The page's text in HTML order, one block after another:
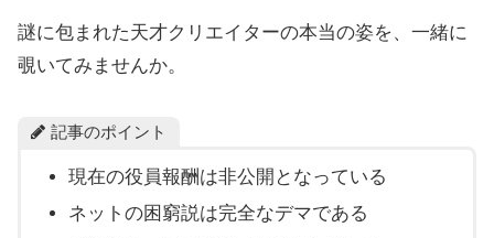
謎に包まれた天才クリエイターの本当の姿を、一緒に
覗いてみませんか。
記事のポイント
現在の役員報酬は非公開となっている
ネットの困窮説は完全なデマである